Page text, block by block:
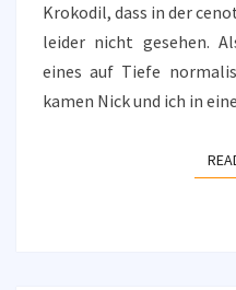
Krokodil, dass in der
leider nicht gesehen.
eines auf Tiefe
kamen Nick und ich in